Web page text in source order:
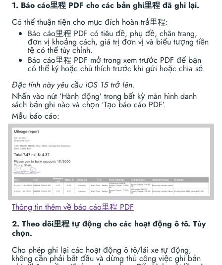
1. Báo cáo里程 PDF cho các bản ghi里程 đã ghi lại.
Có thể thuận tiện cho mục đích hoàn trả里程:
Báo cáo里程 PDF có tiêu đề, phụ đề, chân trang,
đơn vị khoảng cách, giá trị đơn vị và biểu tượng tiền
tệ có thể tùy chỉnh.
Báo cáo里程 PDF mở trong xem trước PDF để bạn
có thể ký hoặc chú thích trước khi gửi hoặc chia sẻ.
Đặc tính này yêu cầu iOS 15 trở lên.
Nhấn vào nút ‘Hành động’ trong bất kỳ màn hình danh
sách bản ghi nào và chọn ‘Tạo báo cáo PDF’.
Mẫu báo cáo:
Thông tin thêm về báo cáo里程 PDF
2. Theo dõi里程 tự động cho các hoạt động ô tô. Tùy
chọn.
Cho phép ghi lại các hoạt động ô tô/lái xe tự động,
không cần phải bắt đầu và dừng thủ công việc ghi bản